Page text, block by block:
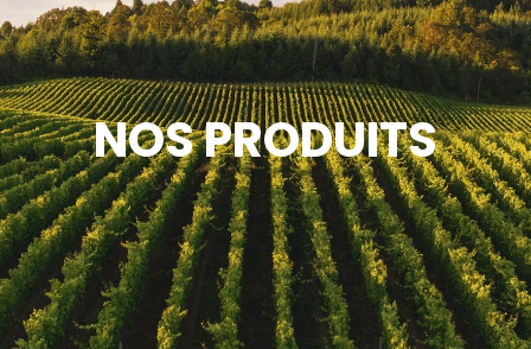
NOS PRODUITS